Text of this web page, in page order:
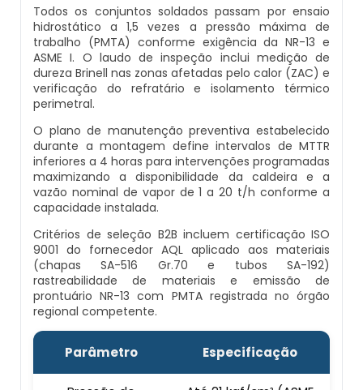
Caldeiras E Vasos De Pressão
Comprar Caldeira
Controle E Automação De Caldeiras
Curso De Segurança Na Operação De
Caldeiras
Curso Operação De Caldeira
Curso Treinamento De Segurança Na
Operação De Caldeiras
Economizador Para Caldeiras
Empresa De Serviços Caldeiraria
Inspeção Dimensional De Caldeiraria
Inspeção Dimensional De Caldeiraria E
Tubulação
Inspeção Em Caldeiras
Inspeção Em Caldeiras Aquatubulares
Inspeção Inicial Em Caldeiras
Inspeção Nas Caldeiras
Inspeção Periodica Em Caldeiras
Manutenção E Inspeção De Caldeiras
Plano De Inspeção De Caldeiras
Montagem De Caldeiras
Montagem De Caldeiras A Vapor
Montagem De Caldeiras Preço
Montagem De Caldeiras A Gás
Montagem De Caldeiras A Lenha
Montagem De Caldeiras A Pellets
Montagem De Caldeiras De Aquecimento
Montagem De Caldeiras Empresa
Preço Montagem De Caldeira A Gás
Comprar Caldeira De Vapor
Distribuidor De Caldeira A Vapor
Empresa De Caldeira A Vapor
Fabrica De Caldeira A Vapor
Fabricante De Caldeira A Vapor
Ferro Com Caldeira A Vapor
Fornecedor De Caldeira A Vapor
Onde Comprar Caldeira A Vapor
Peças Para Caldeira A Vapor
Onde Comprar Caldeira A Gás
Peças Para Caldeira A Gás
Queimador De Caldeira A Gás
Queimador Para Caldeira A Gás
Serviço De Manutenção Caldeira A Gás
Valor Caldeira A Gás
Venda Caldeira A Gás
Peças De Caldeiras
Melhor Caldeira Gás Natural
Todos os conjuntos soldados passam por ensaio
hidrostático a 1,5 vezes a pressão máxima de
trabalho (PMTA) conforme exigência da NR-13 e
ASME I. O laudo de inspeção inclui medição de
dureza Brinell nas zonas afetadas pelo calor (ZAC) e
verificação do refratário e isolamento térmico
perimetral.
O plano de manutenção preventiva estabelecido
durante a montagem define intervalos de MTTR
inferiores a 4 horas para intervenções programadas
maximizando a disponibilidade da caldeira e a
vazão nominal de vapor de 1 a 20 t/h conforme a
capacidade instalada.
Critérios de seleção B2B incluem certificação ISO
9001 do fornecedor AQL aplicado aos materiais
(chapas SA-516 Gr.70 e tubos SA-192)
rastreabilidade de materiais e emissão de
prontuário NR-13 com PMTA registrada no órgão
regional competente.
Parâmetro Especificação